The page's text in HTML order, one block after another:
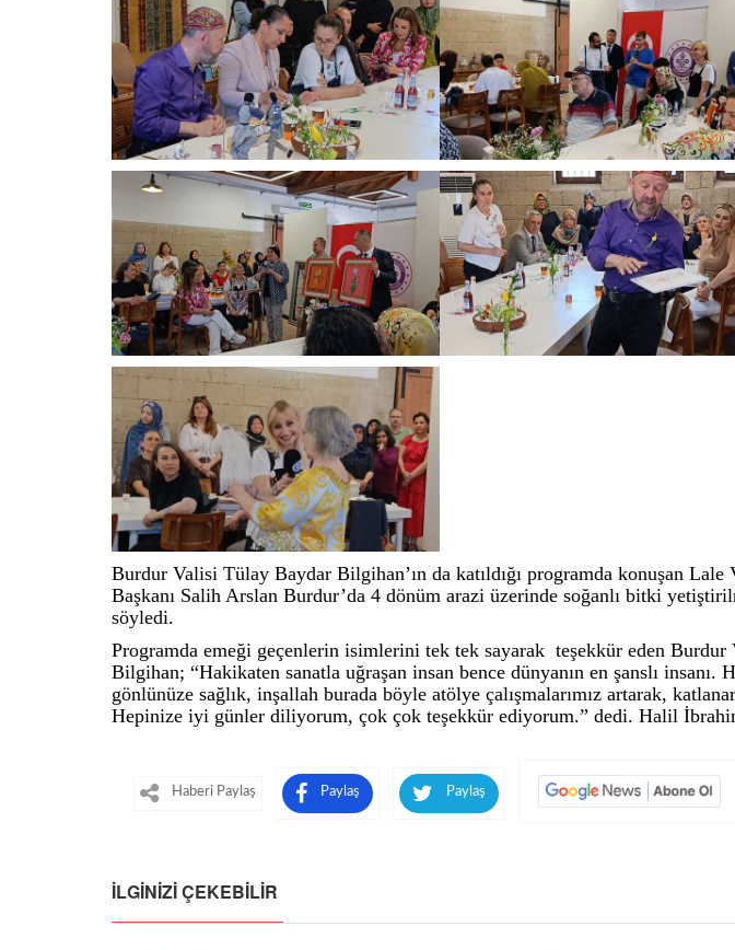
Burdur Valisi Tülay Baydar Bilgihan’ın da katıldığı programda konuşan
Başkanı Salih Arslan Burdur’da 4 dönüm arazi üzerinde soğanlı bitki
söyledi.
Programda emeği geçenlerin isimlerini tek tek sayarak teşekkür eden
Bilgihan; “Hakikaten sanatla uğraşan insan bence dünyanın en şanslı insanı.
gönlünüze sağlık, inşallah burada böyle atölye çalışmalarımız artarak,
Hepinize iyi günler diliyorum, çok çok teşekkür ediyorum.” dedi. Halil
Haberi Paylaş Paylaş Paylaş
İLGINIZI ÇEKEBILIR